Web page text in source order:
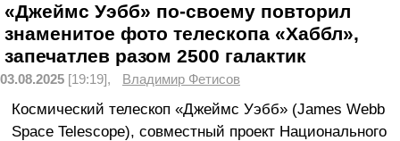
«Джеймс Уэбб» по-своему повторил
знаменитое фото телескопа «Хаббл»,
запечатлев разом 2500 галактик
03.08.2025 [19:19], Владимир Фетисов
Космический телескоп «Джеймс Уэбб» (James Webb
Space Telescope), совместный проект Национального